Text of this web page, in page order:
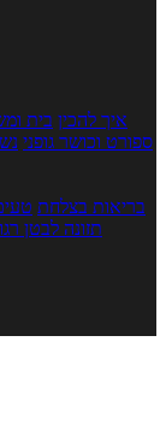
איך להכין בית
ספורט וכושר גופני
בריאות בצלחת
תזונה לבטן